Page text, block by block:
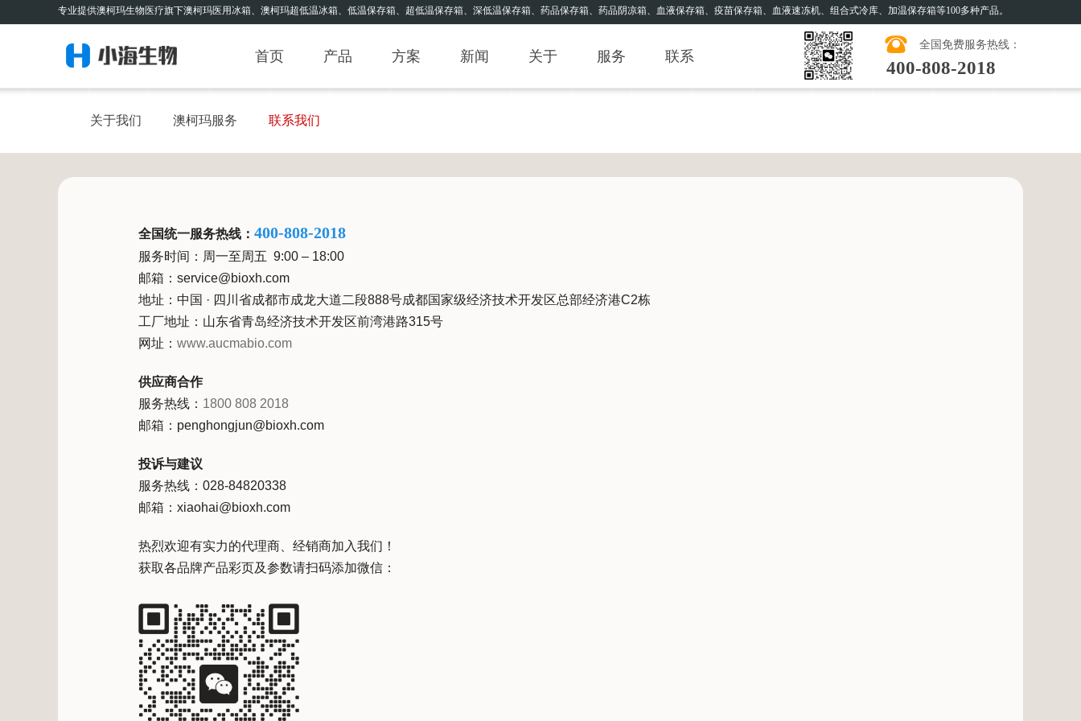
专业提供澳柯玛生物医疗旗下澳柯玛医用冰箱、澳柯玛超低温冰箱、低温保存箱、超低温保存箱、深低温保存箱、药品保存箱、药品阴凉箱、血液保存箱、疫苗保存箱、血液速冻机、组合式冷库、加温保存箱等100多种产品。
首页 产品 方案 新闻 关于 服务 联系
全国免费服务热线：
400-808-2018
关于我们 澳柯玛服务 联系我们
全国统一服务热线： 400-808-2018
服务时间：周一至周五 9:00 – 18:00
邮箱：service@bioxh.com
地址：中国 · 四川省成都市成龙大道二段888号成都国家级经济技术开发区总部经济港C2栋
工厂地址：山东省青岛经济技术开发区前湾港路315号
网址： www.aucmabio.com
供应商合作
服务热线： 1800 808 2018
邮箱：penghongjun@bioxh.com
投诉与建议
服务热线：028-84820338
邮箱：xiaohai@bioxh.com
热烈欢迎有实力的代理商、经销商加入我们！
获取各品牌产品彩页及参数请扫码添加微信：